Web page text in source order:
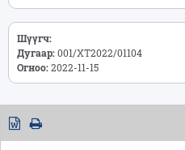
Шүүгч:
Дугаар:001/ХТ2022/01104
Огноо:2022-11-15